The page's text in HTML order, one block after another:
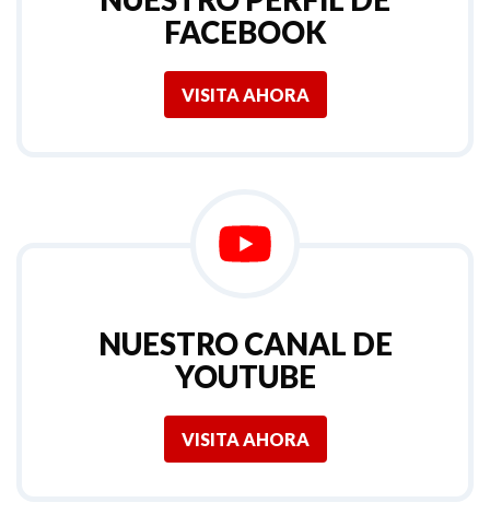
FACEBOOK
VISITA AHORA
NUESTRO CANAL DE
YOUTUBE
VISITA AHORA